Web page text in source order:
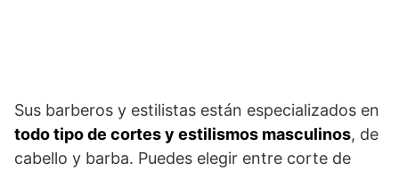
Sus barberos y estilistas están especializados en
todo tipo de cortes y estilismos masculinos, de
cabello y barba. Puedes elegir entre corte de